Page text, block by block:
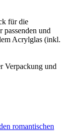
für die
passenden und
Acrylglas (inkl.
Verpackung und
romantischen